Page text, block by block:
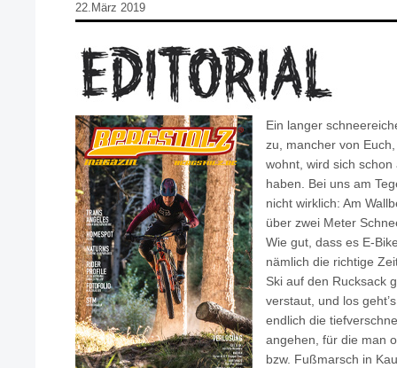
22.März 2019
Ein langer
zu, mancher von
wohnt, wird sich
haben. Bei uns am
nicht wirklich: Am
über zwei Meter
Wie gut, dass es E-
nämlich die richtige
Ski auf den Rucksack
verstaut, und los
endlich die
angehen, für die man
bzw. Fußmarsch in